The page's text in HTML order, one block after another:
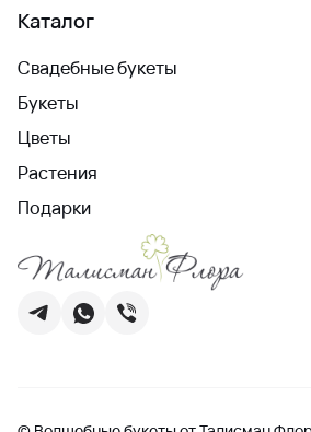
Каталог
Свадебные букеты
Букеты
Цветы
Растения
Подарки